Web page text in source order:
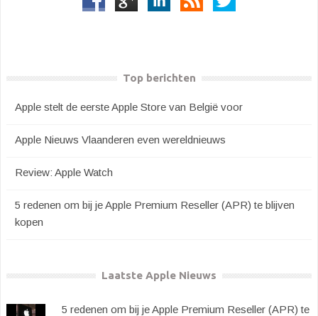
Top berichten
Apple stelt de eerste Apple Store van België voor
Apple Nieuws Vlaanderen even wereldnieuws
Review: Apple Watch
5 redenen om bij je Apple Premium Reseller (APR) te blijven
kopen
Laatste Apple Nieuws
5 redenen om bij je Apple Premium Reseller (APR) te